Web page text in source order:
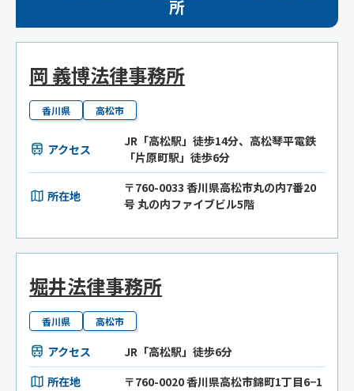
所
岡 義博法律事務所
香川県 高松市
アクセス
JR「高松駅」徒歩14分、高松琴平電鉄
「片原町駅」徒歩6分
所在地
〒760-0033 香川県高松市丸の内7番20
号 丸の内ファイブビル5階
堀井法律事務所
香川県 高松市
アクセス
JR「高松駅」徒歩6分
所在地
〒760-0020 香川県高松市錦町1丁目6−1